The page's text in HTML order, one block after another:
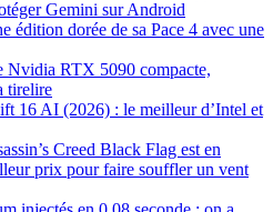
Gemini sur Android
édition dorée de sa Pace 4 avec une
Nvidia RTX 5090 compacte,
tirelire
16 AI (2026) : le meilleur d’Intel et
Creed Black Flag est en
prix pour faire souffler un vent